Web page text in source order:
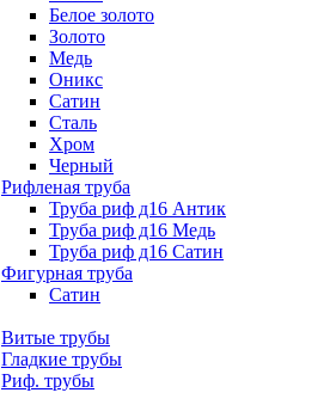
Белое золото
Золото
Медь
Оникс
Сатин
Сталь
Хром
Черный
Рифленая труба
Труба риф д16 Антик
Труба риф д16 Медь
Труба риф д16 Сатин
Фигурная труба
Сатин
Витые трубы
Гладкие трубы
Риф. трубы